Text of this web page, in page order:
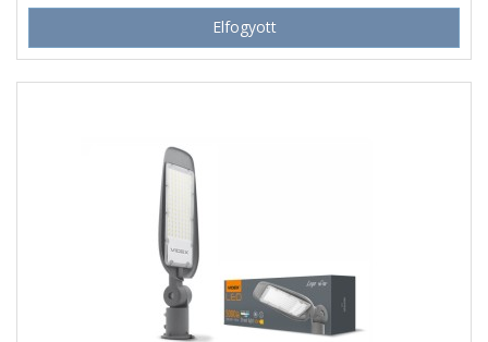
Elfogyott